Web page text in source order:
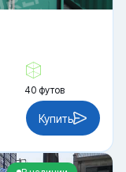
40 футов
Купить